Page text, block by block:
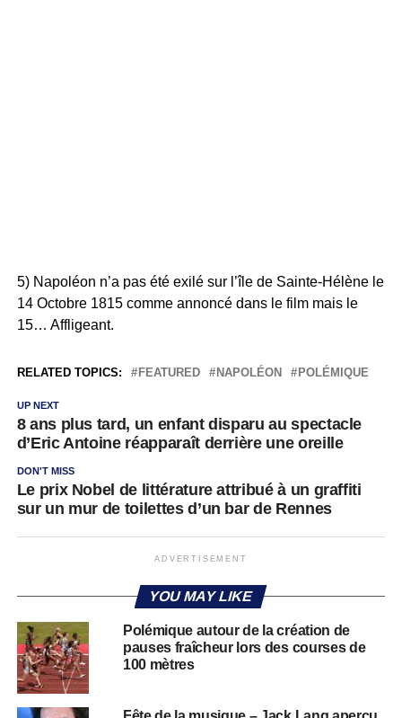
5) Napoléon n’a pas été exilé sur l’île de Sainte-Hélène le
14 Octobre 1815 comme annoncé dans le film mais le
15… Affligeant.
RELATED TOPICS: FEATURED NAPOLÉON POLÉMIQUE
UP NEXT
8 ans plus tard, un enfant disparu au spectacle
d’Eric Antoine réapparaît derrière une oreille
DON'T MISS
Le prix Nobel de littérature attribué à un graffiti
sur un mur de toilettes d’un bar de Rennes
ADVERTISEMENT
YOU MAY LIKE
Polémique autour de la création de
pauses fraîcheur lors des courses de
100 mètres